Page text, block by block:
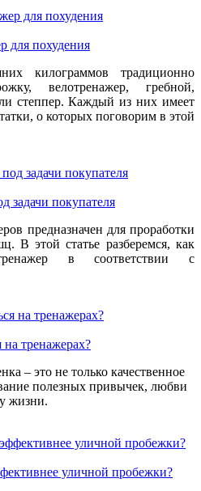
для похудения
килограммов традиционно
велотренажер, гребной,
степпер. Каждый из них имеет
о которых поговорим в этой
задачи покупателя
предназначен для проработки
В этой статье разберемся, как
в соответствии с
тренажерах?
– это не только качественное
полезных привычек, любви
жизни.
уличной пробежки?